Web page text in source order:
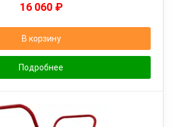
16 060 ₽
В корзину
Подробнее